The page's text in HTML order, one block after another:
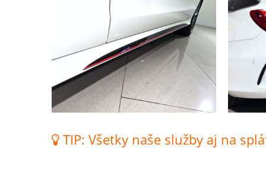
TIP: Všetky naše služby aj na